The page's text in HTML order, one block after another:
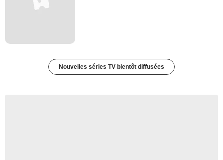
Nouvelles séries TV bientôt diffusées